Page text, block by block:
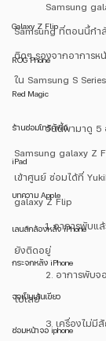
Galaxy Z Flip
ROG Phone
Red Magic
ร้านซ่อมโทรศัพท์
iPad
บทความ Apple
เลนส์กล้องหลัง iPhone
กระจกหลัง iPhone
จอเป็นเส้นเขียว
ซ่อมหน้าจอ iphone
Samsung ที่ตอนนี้กำ
ติดๆ รองจากอาการห
ใน Samsung S
	วันนี้พามาดู 5 อาการเสียยอดฮิตของ
Samsung galaxy Z
เข้าศูนย์ ซ่อมได้ที่
galaxy Z Flip
	1. อาการพับแล้วจอดับ กางแล้วจอดับ แต่เครื่อง
ยังติดอยู่
ไปเลย
3. เครื่องไม่มี